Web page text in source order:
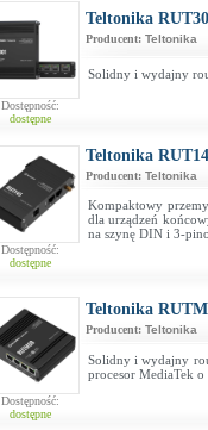
Dostępność:
dostępne
Teltonika
Producent: Teltonika
Solidny i wydajny
Dostępność:
dostępne
Teltonika
Producent: Teltonika
Kompaktowy
dla urządzeń
na szynę DIN i 3-
Dostępność:
dostępne
Teltonika
Producent: Teltonika
Solidny i wydajny
procesor MediaTek